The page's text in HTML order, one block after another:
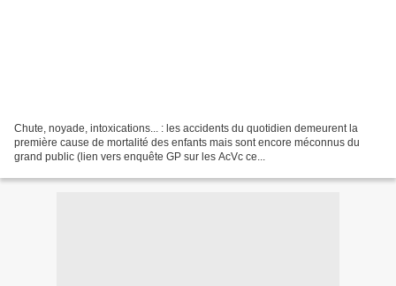
Chute, noyade, intoxications... : les accidents du quotidien demeurent la
première cause de mortalité des enfants mais sont encore méconnus du
grand public (lien vers enquête GP sur les AcVc ce...